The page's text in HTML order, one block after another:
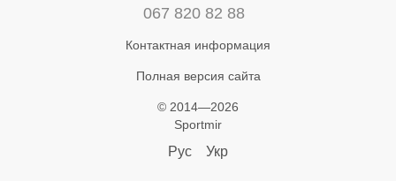
067 820 82 88
Контактная информация
Полная версия сайта
© 2014—2026
Sportmir
Рус Укр